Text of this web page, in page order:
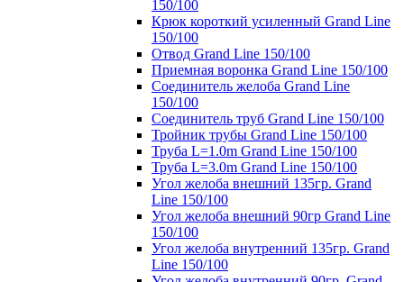
150/100
Крюк короткий усиленный Grand Line
150/100
Отвод Grand Line 150/100
Приемная воронка Grand Line 150/100
Соединитель желоба Grand Line
150/100
Соединитель труб Grand Line 150/100
Тройник трубы Grand Line 150/100
Труба L=1.0m Grand Line 150/100
Труба L=3.0m Grand Line 150/100
Угол желоба внешний 135гр. Grand
Line 150/100
Угол желоба внешний 90гр Grand Line
150/100
Угол желоба внутренний 135гр. Grand
Line 150/100